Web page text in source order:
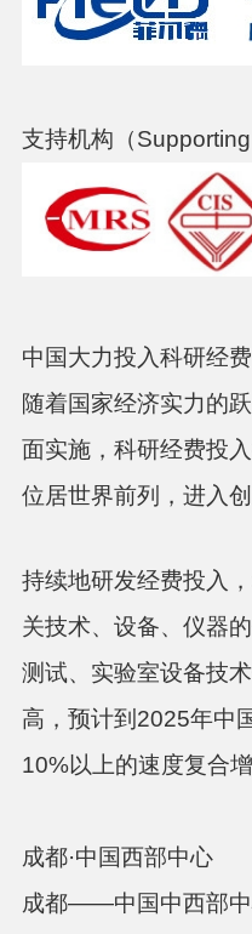
支持机构（Supporting
中国大力投入科研经费
随着国家经济实力的
面实施，科研经费投
位居世界前列，进入
持续地研发经费投入
关技术、设备、仪器
测试、实验室设备技
高，预计到2025年中
10%以上的速度复合增
成都·中国西部中心
成都——中国中西部